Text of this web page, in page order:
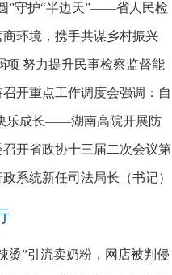
打击侵犯知识产权犯罪10起
”守护“半边天”——省人民检
共同主办检察开放日活动
环境，携手共谋乡村振兴
大坪村工作队、村“两委”干
习调研
项 努力提升民事检察监督能
开重点工作调度会强调：自
奋进 推动工作更有成效 更加
乐成长——湖南高院开展防
公益普法宣讲
开省政协十三届二次会议第
办理座谈会
系统新任司法局长（书记）
方华堂作专题辅导
烫”引流卖奶粉，网店被判侵